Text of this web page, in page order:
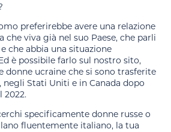
preferirebbe avere una relazione
che viva già nel suo Paese, che parli
che abbia una situazione
è possibile farlo sul nostro sito,
donne ucraine che si sono trasferite
negli Stati Uniti e in Canada dopo
2022.
specificamente donne russe o
fluentemente italiano, la tua